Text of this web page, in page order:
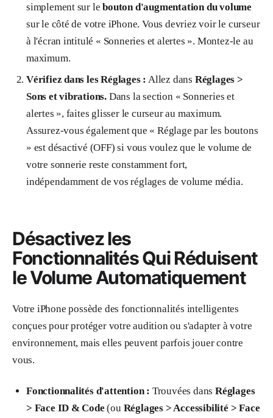
simplement sur lebouton d'augmentation du volume
sur le côté de votre iPhone. Vous devriez voir le curseur
à l'écran intitulé « Sonneries et alertes ». Montez-le au
maximum.
Vérifiez dans les Réglages : Allez dans Réglages >
Sons et vibrations. Dans la section « Sonneries et
alertes », faites glisser le curseur au maximum.
Assurez-vous également que « Réglage par les boutons
» est désactivé (OFF) si vous voulez que le volume de
votre sonnerie reste constamment fort,
indépendamment de vos réglages de volume média.
Désactivez les
Fonctionnalités Qui Réduisent
le Volume Automatiquement
Votre iPhone possède des fonctionnalités intelligentes
conçues pour protéger votre audition ou s'adapter à votre
environnement, mais elles peuvent parfois jouer contre
vous.
Fonctionnalités d'attention : Trouvées dans Réglages
> Face ID & Code (ou Réglages > Accessibilité > Face